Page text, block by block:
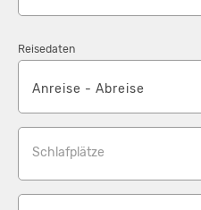
Reisedaten
Schlafplätze